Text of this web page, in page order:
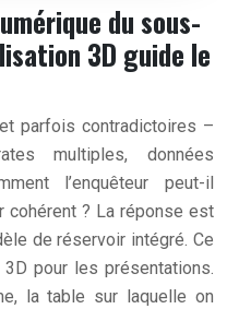
du sous-
3D guide le
parfois contradictoires –
multiples, données
l’enquêteur peut-il
? La réponse est
de réservoir intégré. Ce
pour les présentations.
la table sur laquelle on